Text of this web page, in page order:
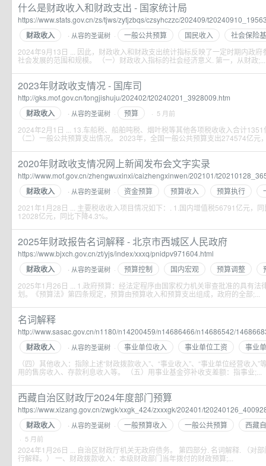
什么是财政收入和财政支出 - 国家统计局
https://www.stats.gov.cn/zs/tjws/zytjzbqs/czsyhczzc/202409/
财政收入 · 从容的圣诞树 · 一般公共预算 国民收入
社会保险
2024年9月13日 ... 因此，财政收入和财政支出统计指标反映了一定时期内政
社会发展的范围和规模。 （一）财政收入指标的社会经济意义. 第一，从财政;...
2023年财政收支情况 - 国库司
http://gks.mof.gov.cn/tongjishuju/202402/t20240201_3928009.htm
财政收入 · 从容的圣诞树 · 预算 · 5 月前
2024年2月1日 ... 13.车船税、船舶吨税、烟叶税等其他各项税收收入合计
（二）一般公共预算支出情况。 2023年，全国一般公共预算支出274574亿元
2020年财政收支情况网上新闻发布会文字实录
http://www.mof.gov.cn/zhengwuxinxi/caizhengxinwen/202101/
财政收入 · 从容的圣诞树 · 资金预算 预算收入 预算执行
2021年1月28日 ... 主要税收收入项目情况如下：. 1.国内增值税56791亿元，
12028亿元，同比下降4.3%。
2025年财政报告名词解释 - 北京市西城区人民政府
https://www.bjxch.gov.cn/zt/yjs/index/xxxq/pnidpv971604.html
财政收入 · 从容的圣诞树 · 预算控制 国内宏观 预算调整
2025年1月26日 ... 1.政府预算：经法定程序由国家权力机关审查批准的具有法
划。《预算法》第四条规定，预算由预算收入和预算支出组成，政府的全部;...
名词解释
http://www.sasac.gov.cn/n1180/n14200459/n14686466/n14686542/
财政收入 · 从容的圣诞树 · 事业单位收入 事业单位工资
事业
（四）其他收入：指除上述“财政拨款收入”、“事业收入”、“事业单位经营收入
用的售房收入、存款利息收入等。 （五）用事业基金弥补收支差额：指事业;...
西藏自治区财政厅2024年度部门预算
https://www.xizang.gov.cn/zwgk/xxgk_424/zxxxgk/202401/
财政收入 · 从容的圣诞树 · 一般预算收入 一般公共预算 西藏
· 5 月前
2024年1月26日 ... 自治区财政厅机关无政府债务。 第四部分. 名词解释. （对
行解释。） 一、财政拨款收入：本级财政部门当年拨付的财政预算;...